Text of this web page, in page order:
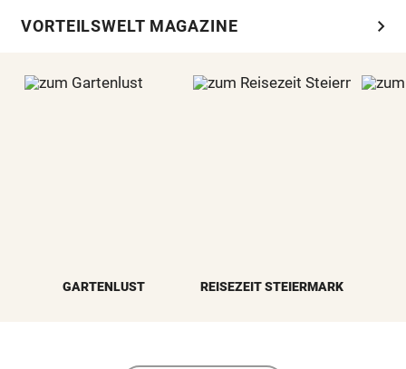
VORTEILSWELT MAGAZINE chevron_right
GARTENLUST REISEZEIT STEIERMARK